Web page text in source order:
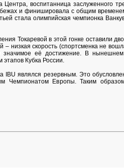
воспитанница заслуженного
и финишировала с общим
стала олимпийская чемпионка
Токаревой в этой гонке оставили
– низкая скорость (спортсменка не
её достижение. В нынешнем
Кубка России.
являлся резервным. Это
Чемпионатом Европы. Таким